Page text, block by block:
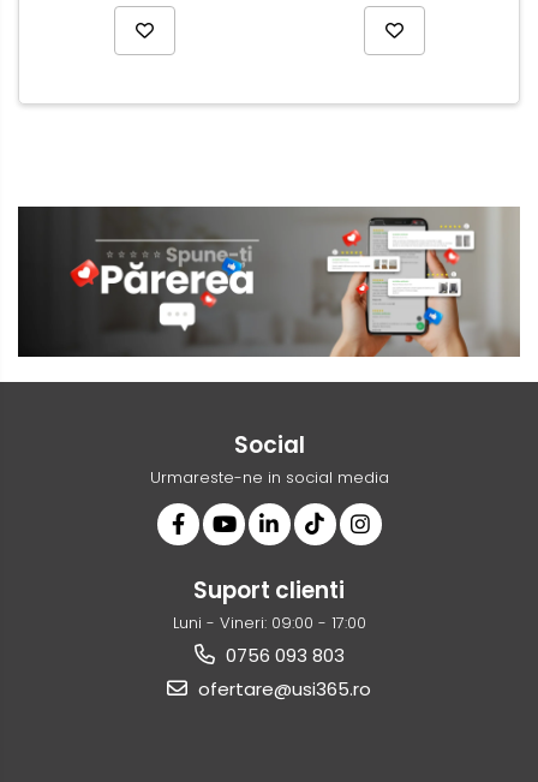
Social
Urmareste-ne in social media
Suport clienti
Luni - Vineri: 09:00 - 17:00
0756 093 803
ofertare@usi365.ro